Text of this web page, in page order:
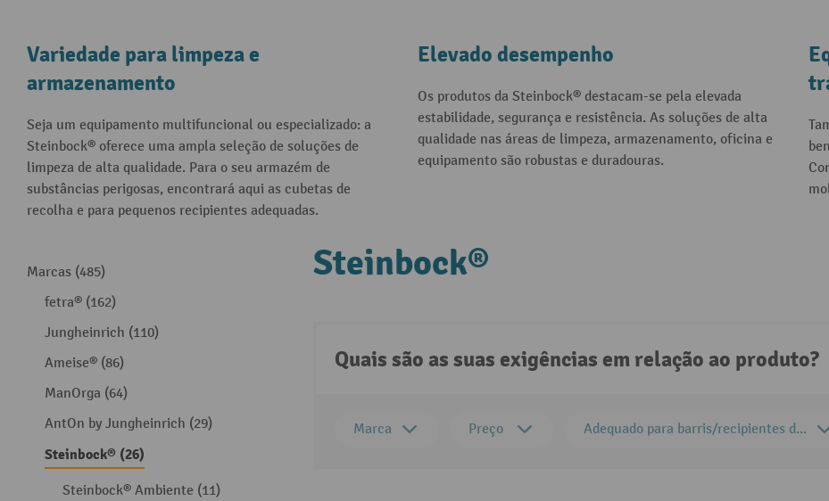
Variedade para limpeza e
armazenamento
Seja um equipamento multifuncional ou especializado: a
Steinbock® oferece uma ampla seleção de soluções de
limpeza de alta qualidade. Para o seu armazém de
substâncias perigosas, encontrará aqui as cubetas de
recolha e para pequenos recipientes adequadas.
Elevado desempenho
Os produtos da Steinbock® destacam-se pela elevada
estabilidade, segurança e resistência. As soluções de alta
qualidade nas áreas de limpeza, armazenamento, oficina e
equipamento são robustas e duradouras.
Marcas (485)
fetra® (162)
Jungheinrich (110)
Ameise® (86)
ManOrga (64)
AntOn by Jungheinrich (29)
Steinbock® (26)
Steinbock® Ambiente (11)
Steinbock®
Quais são as suas exigências em relação ao produto?
Marca Preço Adequado para barris/recipientes de